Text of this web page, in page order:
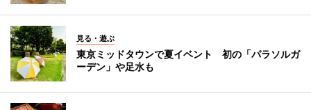
見る・遊ぶ
東京ミッドタウンで夏イベント 初の「パラソルガ
ーデン」や足水も